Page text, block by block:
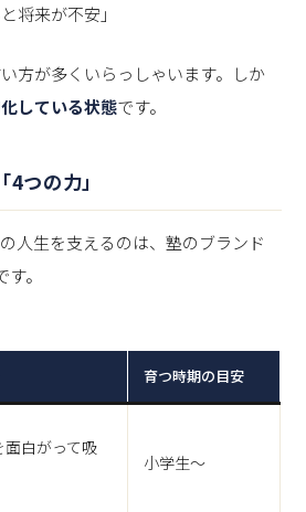
将来が不安」
方が多くいらっしゃいます。しか
している状態です。
つの力」
人生を支えるのは、塾のブランド
。
育つ時期の目安
白がって吸
小学生〜